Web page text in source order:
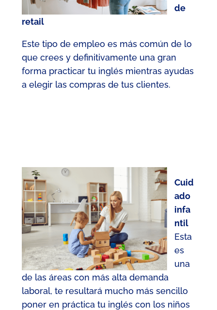
de
retail
Este tipo de empleo es más común de lo
que crees y definitivamente una gran
forma practicar tu inglés mientras ayudas
a elegir las compras de tus clientes.
Cuid
ado
infa
ntil
Esta
es
una
de las áreas con más alta demanda
laboral, te resultará mucho más sencillo
poner en práctica tu inglés con los niños